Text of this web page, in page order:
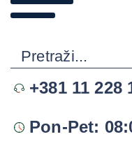
+381 11 228
Pon-Pet: